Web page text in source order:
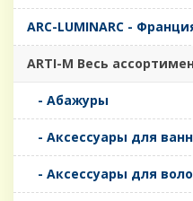
ARC-LUMINARC -
ARTI-M Весь
- Абажуры
- Аксессуары для
- Аксессуары для